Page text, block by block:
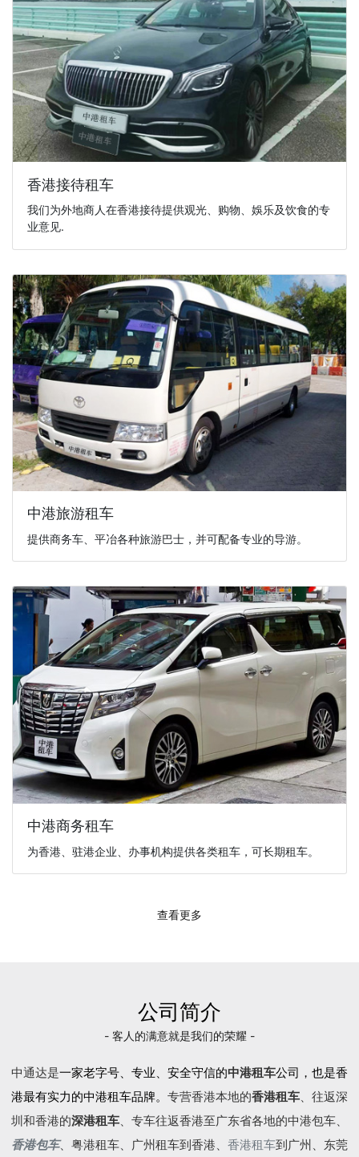
香港接待租车
我们为外地商人在香港接待提供观光、购物、娛乐及饮食的专
业意见.
中港旅游租车
提供商务车、平冶各种旅游巴士，并可配备专业的导游。
中港商务租车
为香港、驻港企业、办事机构提供各类租车，可长期租车。
查看更多
公司简介
- 客人的满意就是我们的荣耀 -
中通达是一家老字号、专业、安全守信的中港租车公司，也是香
港最有实力的中港租车品牌。 专营香港本地的香港租车、往返深
圳和香港的深港租车、专车往返香港至广东省各地的中港包车、
香港包车、 粤港租车、广州租车到香港、 香港租车到广州、东莞